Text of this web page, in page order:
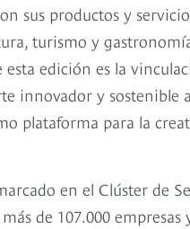
sus productos y
turismo y
edición es la
innovador y sostenible
plataforma para la
en el Clúster de
de 107.000